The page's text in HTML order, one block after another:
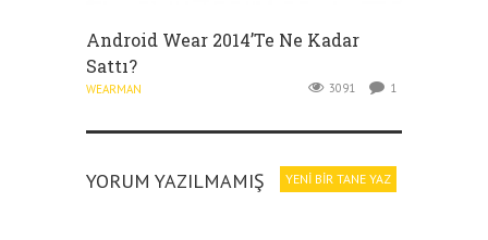
Android Wear 2014’te Ne Kadar
Sattı?
WEARMAN 3091 1
YORUM YAZILMAMIŞ YENI BIR TANE YAZ